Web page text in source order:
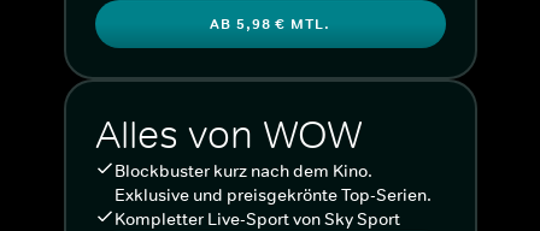
AB 5,98 € MTL.
Alles von WOW
Blockbuster kurz nach dem Kino.
Exklusive und preisgekrönte Top-Serien.
Kompletter Live-Sport von Sky Sport